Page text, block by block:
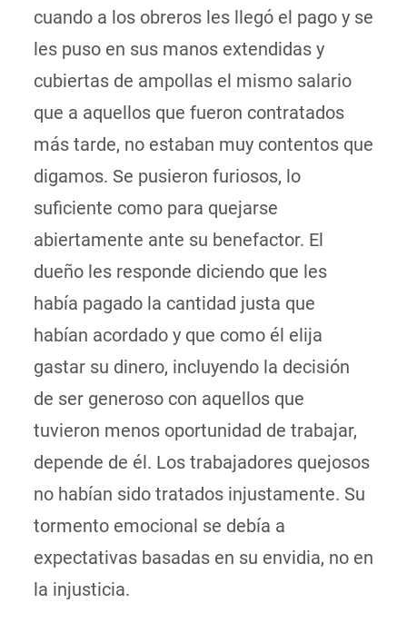
cuando a los obreros les llegó el pago y se
les puso en sus manos extendidas y
cubiertas de ampollas el mismo salario
que a aquellos que fueron contratados
más tarde, no estaban muy contentos que
digamos. Se pusieron furiosos, lo
suficiente como para quejarse
abiertamente ante su benefactor. El
dueño les responde diciendo que les
había pagado la cantidad justa que
habían acordado y que como él elija
gastar su dinero, incluyendo la decisión
de ser generoso con aquellos que
tuvieron menos oportunidad de trabajar,
depende de él. Los trabajadores quejosos
no habían sido tratados injustamente. Su
tormento emocional se debía a
expectativas basadas en su envidia, no en
la injusticia.